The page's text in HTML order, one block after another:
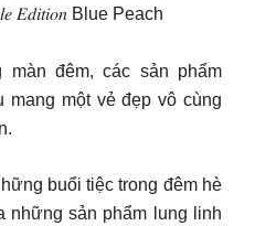
𝐸𝑑𝑖𝑡𝑖𝑜𝑛 Blue Peach
màn đêm, các sản phẩm
mang một vẻ đẹp vô cùng
buổi tiệc trong đêm hè
những sản phẩm lung linh